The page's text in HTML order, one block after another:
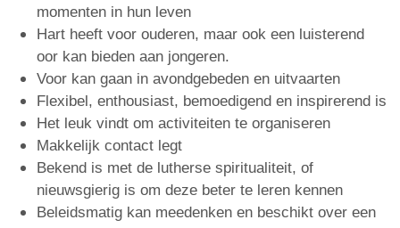
momenten in hun leven
Hart heeft voor ouderen, maar ook een luisterend
oor kan bieden aan jongeren.
Voor kan gaan in avondgebeden en uitvaarten
Flexibel, enthousiast, bemoedigend en inspirerend is
Het leuk vindt om activiteiten te organiseren
Makkelijk contact legt
Bekend is met de lutherse spiritualiteit, of
nieuwsgierig is om deze beter te leren kennen
Beleidsmatig kan meedenken en beschikt over een